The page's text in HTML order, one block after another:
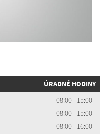
ÚRADNÉ HODINY
08:00 - 15:00
08:00 - 15:00
08:00 - 16:00